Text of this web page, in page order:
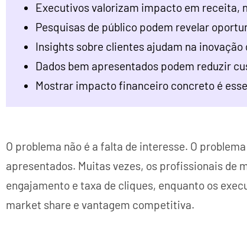
Executivos valorizam impacto em receita,
Pesquisas de público podem revelar
Insights sobre clientes ajudam na
Dados bem apresentados podem reduzir
Mostrar impacto financeiro concreto é
O problema não é a falta de interesse. O
apresentados. Muitas vezes, os profissionais de
engajamento e taxa de cliques, enquanto os
market share e vantagem competitiva.